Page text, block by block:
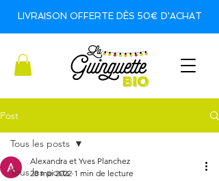
LIVRAISON OFFERTE DÈS 50€ D'ACHAT
Post
Tous les posts
Tous les posts
Alexandra et Yves Planchez
28 mai 2022 1 min de lecture